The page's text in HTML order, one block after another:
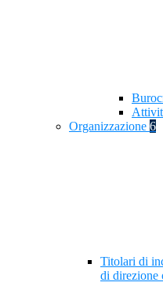
Organizzazione 6
Titolari di
di direzione